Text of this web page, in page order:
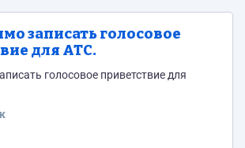
записать голосовое
для АТС.
голосовое приветствие для